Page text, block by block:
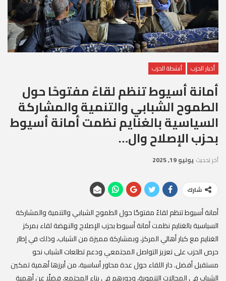
أخبار الحزب أنشطة الحزب
أمانة أسيوط تنظم لقاءً مفتوحًا حول
الطموح الشبابي والتنمية والمشاركة
السياسية بالغنايم نظمت أمانة أسيوط
بحزب الإصلاح وال…
آخر تحديث يوليو 19, 2025
شارك
أمانة أسيوط تنظم لقاءً مفتوحًا حول الطموح الشبابي والتنمية والمشاركة
السياسية بالغنايم نظمت أمانة أسيوط بحزب الإصلاح والنهضة لقاء بمركز
الغنايم مع كبار أهالي المركز، وبمشاركة مميزة من الشباب، وذلك في إطار
حرص الحزب على تعزيز التواصل المجتمعي ودعم تطلعات الشباب نحو
مستقبل أفضل. دار اللقاء حول عدة محاور أساسية، من أبرزها أهمية تمكين
الشباب في المجالات التنموية، ودورهم في بناء المجتمع، فضلًا عن أهمية